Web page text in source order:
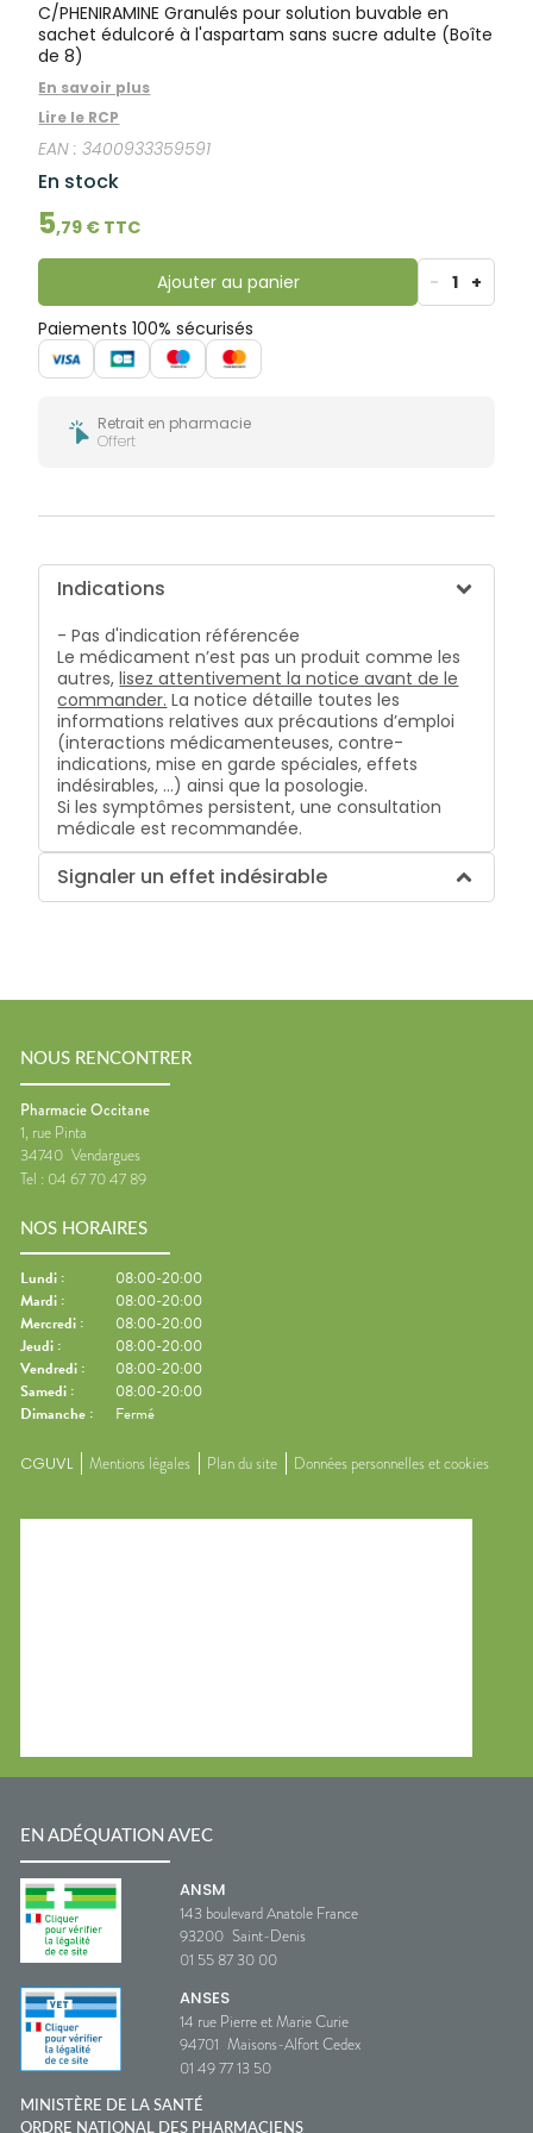
bucco-
dentaire
C/PHENIRAMINE Granulés pour solution buvable en
sachet édulcoré à l'aspartam sans sucre adulte (Boîte
de 8)
En savoir plus
Lire le RCP
EAN :3400933359591
En stock
5,79 € TTC
Ajouter au panier - 1 +
Paiements 100% sécurisés
Retrait en pharmacie
Offert
Indications
- Pas d'indication référencée
Le médicament n’est pas un produit comme les
autres, lisez attentivement la notice avant de le
commander. La notice détaille toutes les
informations relatives aux précautions d’emploi
(interactions médicamenteuses, contre-
indications, mise en garde spéciales, effets
indésirables, …) ainsi que la posologie.
Si les symptômes persistent, une consultation
médicale est recommandée.
Signaler un effet indésirable
NOUS RENCONTRER
Pharmacie Occitane
1, rue Pinta
34740 Vendargues
Tel : 04 67 70 47 89
NOS HORAIRES
Lundi :
08:00-20:00
Mardi :
08:00-20:00
Mercredi :
08:00-20:00
Jeudi :
08:00-20:00
Vendredi :
08:00-20:00
Samedi :
08:00-20:00
Dimanche : Fermé
CGUVL Mentions légales Plan du site Données personnelles et cookies
EN ADÉQUATION AVEC
ANSM
143 boulevard Anatole France
93200 Saint-Denis
01 55 87 30 00
ANSES
14 rue Pierre et Marie Curie
94701 Maisons-Alfort Cedex
01 49 77 13 50
MINISTÈRE DE LA SANTÉ
ORDRE NATIONAL DES PHARMACIENS